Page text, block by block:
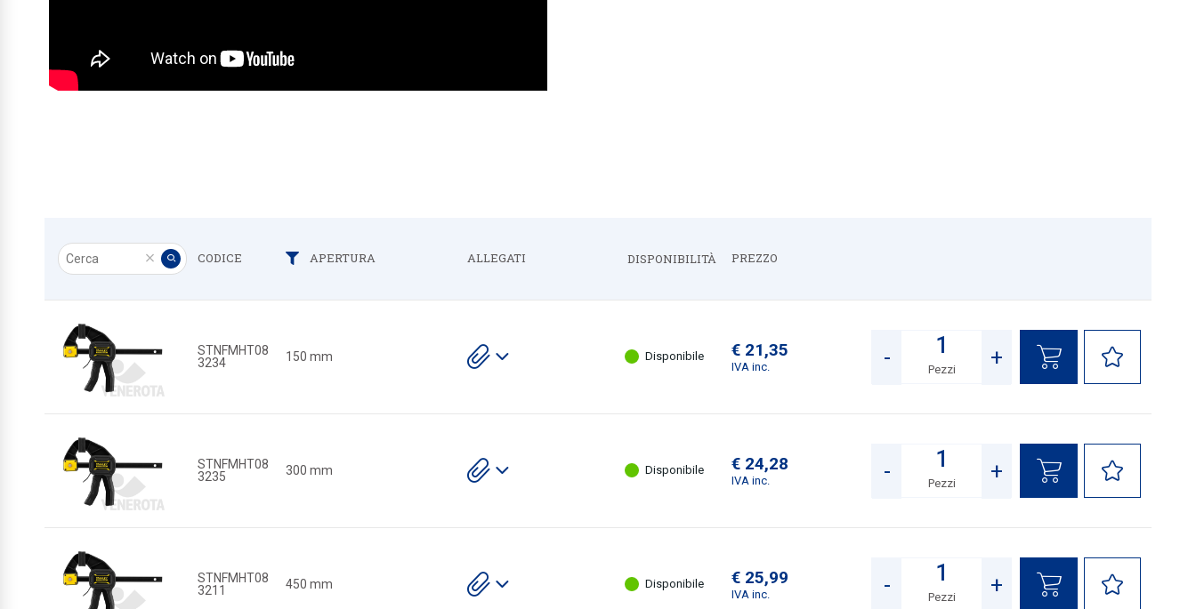
Applica
Pulisci CODICE Filtra
APERTURA ALLEGATI Espandi
DISPONIBILITÀ PREZZO
STNFMHT08
3234
150 mm Disponibile € 21,35
IVA inc. - +
Pezzi
STNFMHT08
3235
300 mm Disponibile € 24,28
IVA inc. - +
Pezzi
STNFMHT08
3211
450 mm Disponibile € 25,99
IVA inc. - +
Pezzi